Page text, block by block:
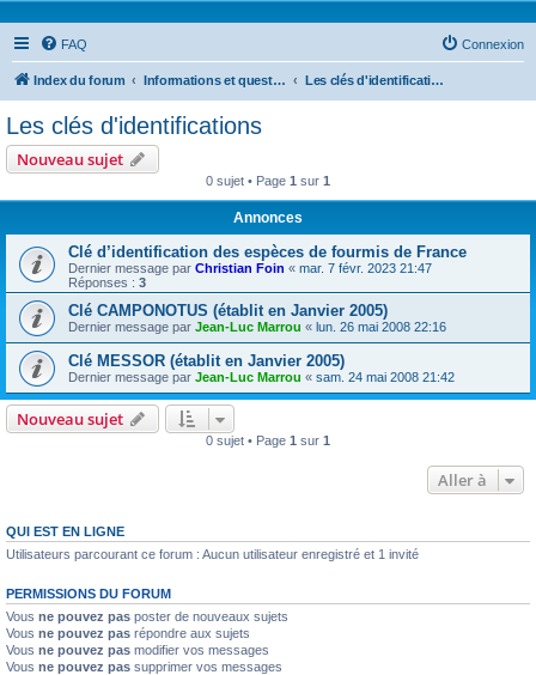
FAQ Connexion
Index du forum Informations et questions taxonomiques Les clés d'identifications
Les clés d'identifications
Nouveau sujet
0 sujet • Page 1 sur 1
Annonces
Clé d’identification des espèces de fourmis de France
Dernier message par Christian Foin « mar. 7 févr. 2023 21:47
Réponses : 3
Clé CAMPONOTUS (établit en Janvier 2005)
Dernier message par Jean-Luc Marrou « lun. 26 mai 2008 22:16
Clé MESSOR (établit en Janvier 2005)
Dernier message par Jean-Luc Marrou « sam. 24 mai 2008 21:42
Nouveau sujet
0 sujet • Page 1 sur 1
Aller à
QUI EST EN LIGNE
Utilisateurs parcourant ce forum : Aucun utilisateur enregistré et 1 invité
PERMISSIONS DU FORUM
Vous ne pouvez pas poster de nouveaux sujets
Vous ne pouvez pas répondre aux sujets
Vous ne pouvez pas modifier vos messages
Vous ne pouvez pas supprimer vos messages